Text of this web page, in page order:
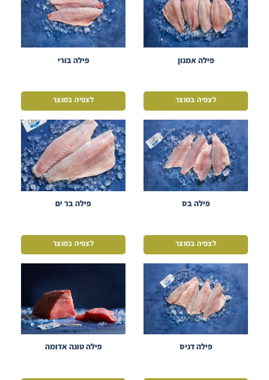
פילה אמנון
לצפיה במוצר
פילה בורי
לצפיה במוצר
פילה בס
לצפיה במוצר
פילה בר ים
לצפיה במוצר
פילה דניס פילה טונה אדומה